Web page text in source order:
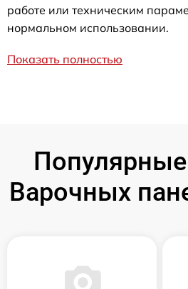
работе или техническим
нормальном использовании.
Показать полностью
Варочных